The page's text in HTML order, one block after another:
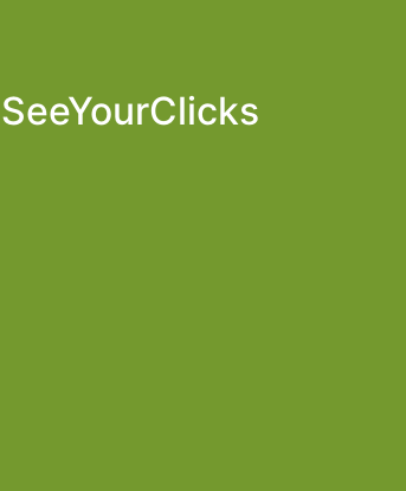
SeeYourClicks